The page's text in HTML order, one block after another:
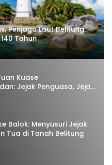
Penjaga Laut Belitung
Tahun
Kuase
Jejak Penguasa, Jejak
Balok: Menyusuri Jejak
Tua di Tanah Belitung